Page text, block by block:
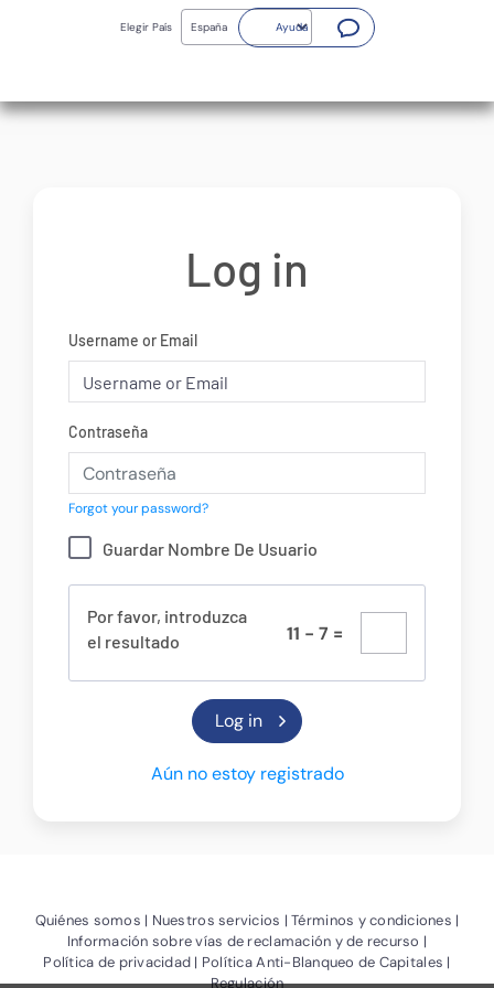
Elegir País Ayuda(Abrir nueva ventana)
Log in
Username or Email
Contraseña
Forgot your password?
Guardar Nombre De Usuario
Por favor, introduzca
el resultado
11 - 7 =
Aún no estoy registrado
Quiénes somos(Abrir nueva ventana)
Nuestros servicios (Abrir nueva ventana)
Términos y condiciones(Abrir
Información sobre vías de reclamación y de recurso (Abrir
Política de privacidad(Abrir nueva ventana)
Política Anti-Blanqueo de Capitales (Abrir
Regulación